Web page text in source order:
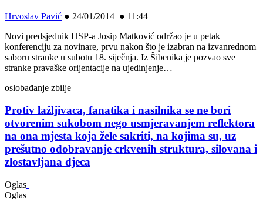
Hrvoslav Pavić ● 24/01/2014 ● 11:44
Novi predsjednik HSP-a Josip Matković održao je u petak
konferenciju za novinare, prvu nakon što je izabran na izvanrednom
saboru stranke u subotu 18. siječnja. Iz Šibenika je pozvao sve
stranke pravaške orijentacije na ujedinjenje…
oslobađanje zbilje
Protiv lažljivaca, fanatika i nasilnika se ne bori
otvorenim sukobom nego usmjeravanjem reflektora
na ona mjesta koja žele sakriti, na kojima su, uz
prešutno odobravanje crkvenih struktura, silovana i
zlostavljana djeca
Oglas
Oglas